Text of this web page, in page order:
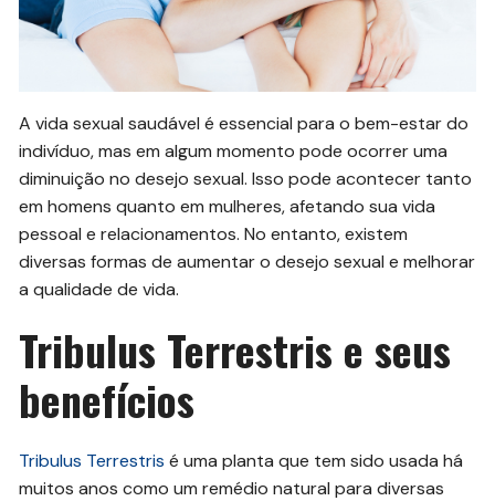
A vida sexual saudável é essencial para o bem-estar do
indivíduo, mas em algum momento pode ocorrer uma
diminuição no desejo sexual. Isso pode acontecer tanto
em homens quanto em mulheres, afetando sua vida
pessoal e relacionamentos. No entanto, existem
diversas formas de aumentar o desejo sexual e melhorar
a qualidade de vida.
Tribulus Terrestris e seus
benefícios
Tribulus Terrestris é uma planta que tem sido usada há
muitos anos como um remédio natural para diversas